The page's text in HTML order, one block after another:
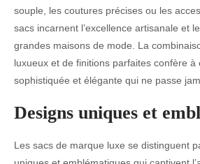
souple, les coutures précises ou les
sacs incarnent l’excellence artisanale et
grandes maisons de mode. La
luxueux et de finitions parfaites confère à
sophistiquée et élégante qui ne passe
Designs uniques et
Les sacs de marque luxe se distinguent